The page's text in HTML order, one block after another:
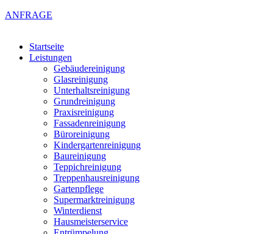
ANFRAGE
Startseite
Leistungen
Gebäudereinigung
Glasreinigung
Unterhaltsreinigung
Grundreinigung
Praxisreinigung
Fassadenreinigung
Büroreinigung
Kindergartenreinigung
Baureinigung
Teppichreinigung
Treppenhausreinigung
Gartenpflege
Supermarktreinigung
Winterdienst
Hausmeisterservice